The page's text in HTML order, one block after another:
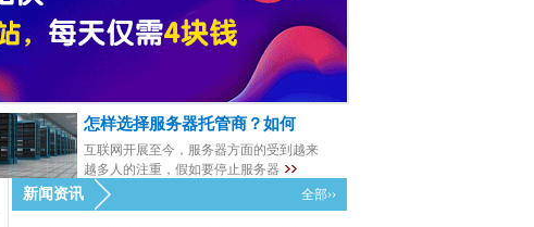
怎样选择服务器托管商？如何
互联网开展至今，服务器方面的受到越来
越多人的注重，假如要停止服务器
新闻资讯 全部››